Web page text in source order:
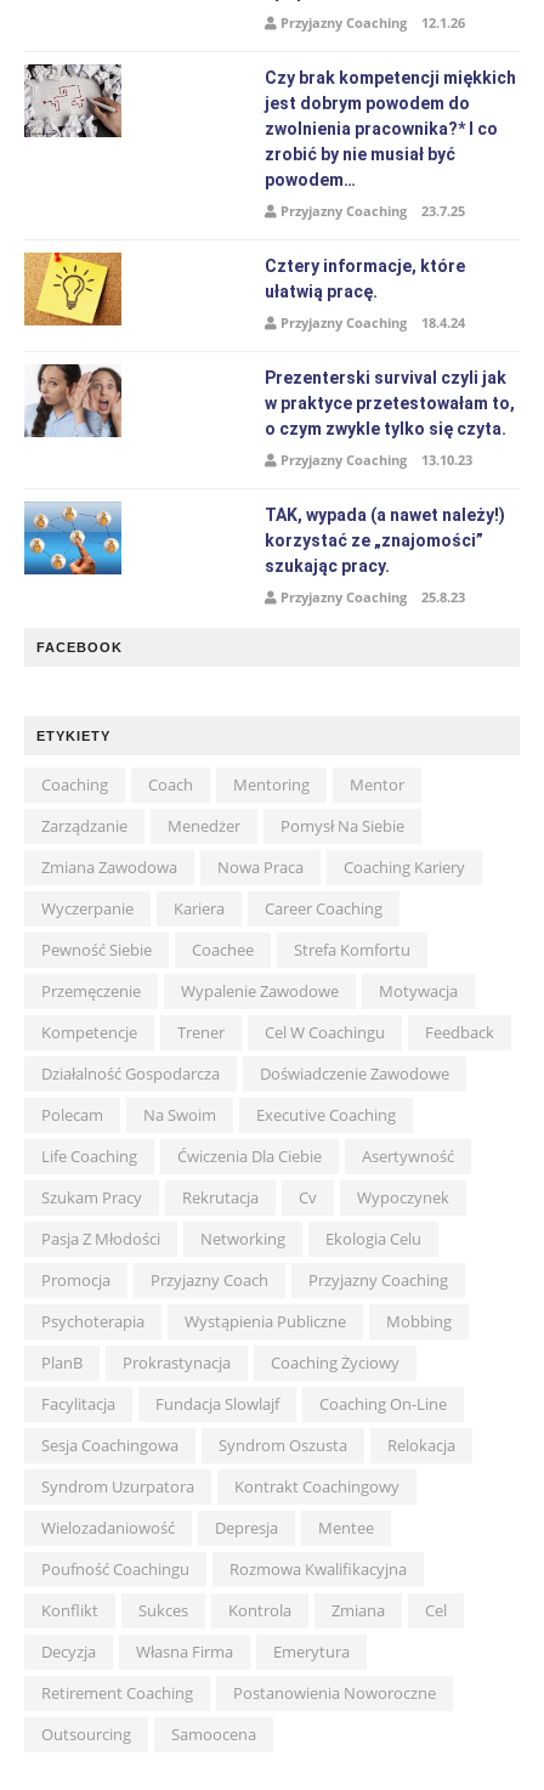
Przyjazny Coaching 12.1.26
Czy brak kompetencji miękkich
jest dobrym powodem do
zwolnienia pracownika?* I co
zrobić by nie musiał być
powodem…
Przyjazny Coaching 23.7.25
Cztery informacje, które
ułatwią pracę.
Przyjazny Coaching 18.4.24
Prezenterski survival czyli jak
w praktyce przetestowałam to,
o czym zwykle tylko się czyta.
Przyjazny Coaching 13.10.23
TAK, wypada (a nawet należy!)
korzystać ze „znajomości”
szukając pracy.
Przyjazny Coaching 25.8.23
FACEBOOK
ETYKIETY
Coaching Coach Mentoring
Mentor
Zarządzanie
Menedżer
Pomysł Na Siebie
Zmiana Zawodowa
Nowa Praca
Coaching Kariery
Wyczerpanie
Kariera
Career Coaching
Pewność Siebie
Coachee
Strefa Komfortu
Przemęczenie
Wypalenie Zawodowe
Motywacja
Kompetencje
Trener Cel W Coachingu
Feedback
Działalność Gospodarcza
Doświadczenie Zawodowe
Polecam
Na Swoim
Executive Coaching
Life Coaching
Ćwiczenia Dla Ciebie
Asertywność
Szukam Pracy
Rekrutacja Cv
Wypoczynek
Pasja Z Młodości
Networking
Ekologia Celu
Promocja
Przyjazny Coach
Przyjazny Coaching
Psychoterapia
Wystąpienia Publiczne
Mobbing
PlanB
Prokrastynacja
Coaching Życiowy
Facylitacja
Fundacja Slowlajf
Coaching On-Line
Sesja Coachingowa
Syndrom Oszusta
Relokacja
Syndrom Uzurpatora
Kontrakt Coachingowy
Wielozadaniowość
Depresja
Mentee
Poufność Coachingu
Rozmowa Kwalifikacyjna
Konflikt
Sukces Kontrola Zmiana
Cel
Decyzja
Własna Firma
Emerytura
Retirement Coaching
Postanowienia Noworoczne
Outsourcing
Samoocena